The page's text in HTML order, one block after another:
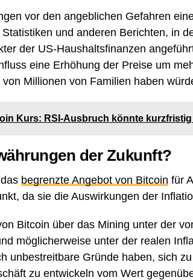
vor den angeblichen Gefahren
und anderen Berichten, in
der US-Haushaltsfinanzen
eine Erhöhung der Preise um
Millionen von Familien haben
Kurs: RSI-Ausbruch könnte kurzfristig
der Zukunft?
begrenzte Angebot von Bitcoin für
da sie die Auswirkungen der
Bitcoin über das Mining unter der
möglicherweise unter der realen
unbestreitbare Gründe haben, sich
zu entwickeln vom Wert